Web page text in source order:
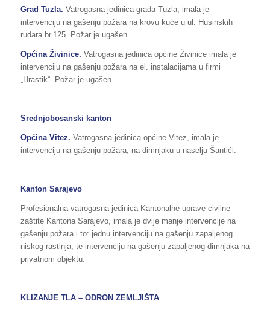
Grad Tuzla. Vatrogasna jedinica grada Tuzla, imala je
intervenciju na gašenju požara na krovu kuće u ul. Husinskih
rudara br.125. Požar je ugašen.
Općina Živinice. Vatrogasna jedinica općine Živinice imala je
intervenciju na gašenju požara na el. instalacijama u firmi
„Hrastik“. Požar je ugašen.
Srednjobosanski kanton
Općina Vitez. Vatrogasna jedinica općine Vitez, imala je
intervenciju na gašenju požara, na dimnjaku u naselju Šantići.
Kanton Sarajevo
Profesionalna vatrogasna jedinica Kantonalne uprave civilne
zaštite Kantona Sarajevo, imala je dvije manje intervencije na
gašenju požara i to: jednu intervenciju na gašenju zapaljenog
niskog rastinja, te intervenciju na gašenju zapaljenog dimnjaka na
privatnom objektu.
KLIZANJE TLA – ODRON ZEMLJIŠTA